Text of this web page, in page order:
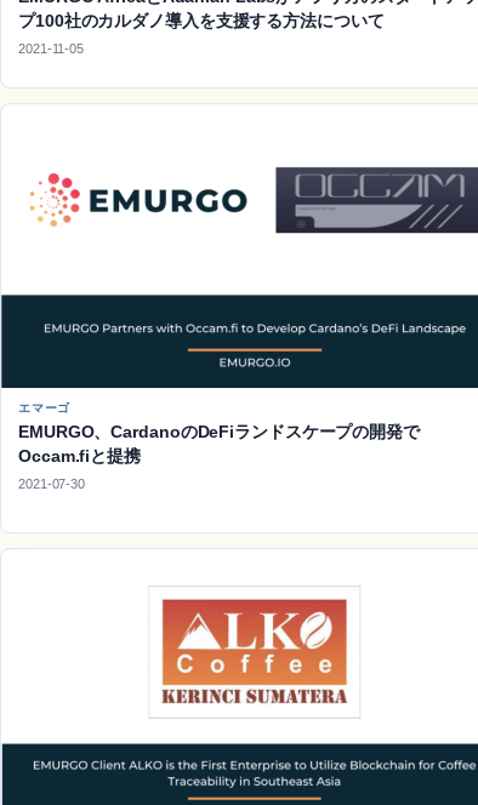
プ100社のカルダノ導入を支援する方法について
2021-11-05
エマーゴ
EMURGO、CardanoのDeFiランドスケープの開発で
Occam.fiと提携
2021-07-30